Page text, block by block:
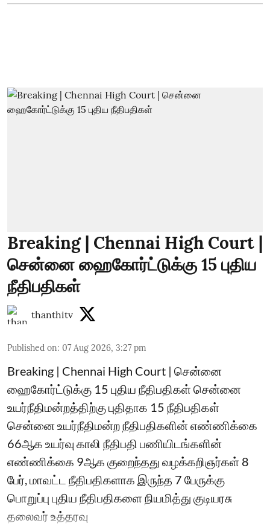
Breaking | Chennai High Court |
சென்னை ஹைகோர்ட்டுக்கு 15 புதிய
நீதிபதிகள்
thanthitv
Published on: 07 Aug 2026, 3:27 pm
Breaking | Chennai High Court | சென்னை
ஹைகோர்ட்டுக்கு 15 புதிய நீதிபதிகள் சென்னை
உயர்நீதிமன்றத்திற்கு புதிதாக 15 நீதிபதிகள்
சென்னை உயர்நீதிமன்ற நீதிபதிகளின் எண்ணிக்கை
66ஆக உயர்வு காலி நீதிபதி பணியிடங்களின்
எண்ணிக்கை 9ஆக குறைந்தது வழக்கறிஞர்கள் 8
பேர், மாவட்ட நீதிபதிகளாக இருந்த 7 பேருக்கு
பொறுப்பு புதிய நீதிபதிகளை நியமித்து குடியரசு
தலைவர் உத்தரவு